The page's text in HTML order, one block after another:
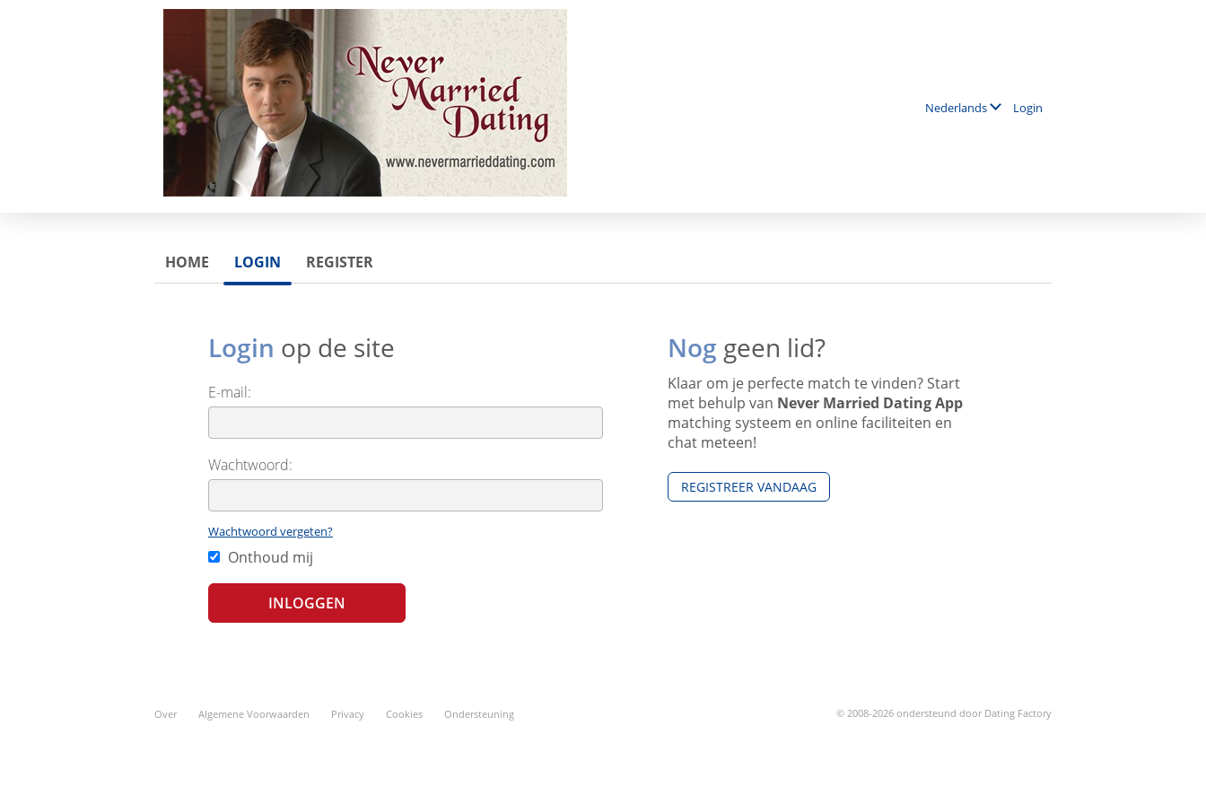
Nederlands Login
HOME LOGIN REGISTER
Login op de site
E-mail:
Wachtwoord:
Wachtwoord vergeten?
Onthoud mij
Nog geen lid?
Klaar om je perfecte match te vinden? Start
met behulp van Never Married Dating App
matching systeem en online faciliteiten en
chat meteen!
REGISTREER VANDAAG
Over Algemene Voorwaarden Privacy Cookies Ondersteuning © 2008-2026 ondersteund door Dating Factory